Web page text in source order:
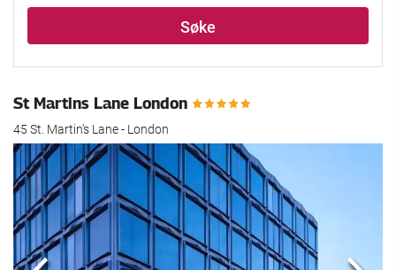
Søke
St Martins Lane London
45 St. Martin's Lane - London